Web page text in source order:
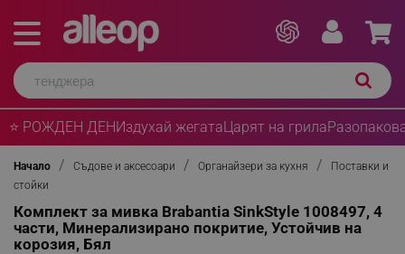
⭐ РОЖДЕН ДЕНИздухай жегатаЦарят на грила
Начало Съдове и аксесоари Органайзери за кухня
Поставки и
стойки
Комплект за мивка Brabantia SinkStyle 1008497, 4
части, Минерализирано покритие, Устойчив на
корозия, Бял